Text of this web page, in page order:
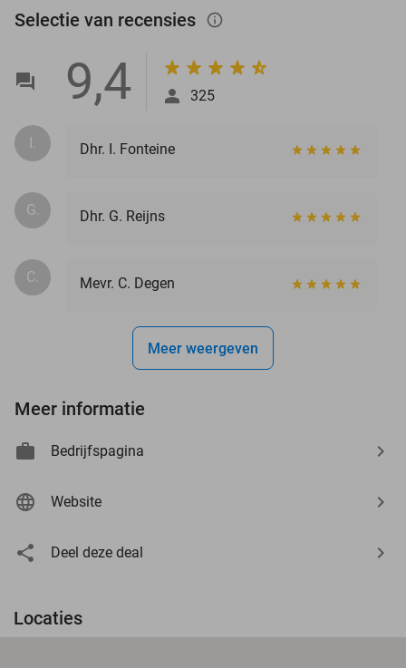
Selectie van recensies info_outlined
9,4 325
I. Dhr. I. Fonteine
G. Dhr. G. Reijns
C. Mevr. C. Degen
Meer weergeven
Meer informatie
Bedrijfspagina
Website
Deel deze deal
Locaties